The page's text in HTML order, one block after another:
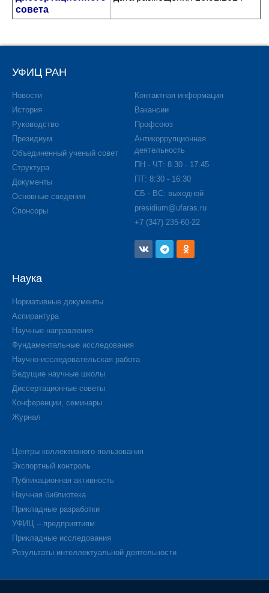
совета
УФИЦ РАН
Новости
История
Руководство
Президиум
Объединенный ученый совет
Структура
Документы
Основные сведения
Спонсоры
Контактная информация
Вакансии
Профсоюз
Антикоррупционная
деятельность
ПН - ЧТ: 8.30 - 17.45
ПТ: 8:30 - 16:30
СБ - ВС: выходной
presidium@ufaras.ru
+7 (347) 235-60-22
Наука
Нормативные документы
Аспирантура
Научные направления
Фундаментальные исследования
Научно-исследовательская работа
Ведущие научные школы
Диссертационные советы
Конференции, семинары
Журнал
Центры коллективного пользования
Экспортный контроль
Публикационная активность
Научная библиотека
Прикладные разработки
УФИЦ – предприятиям
Прикладные исследования
Результаты интеллектуальной деятельности